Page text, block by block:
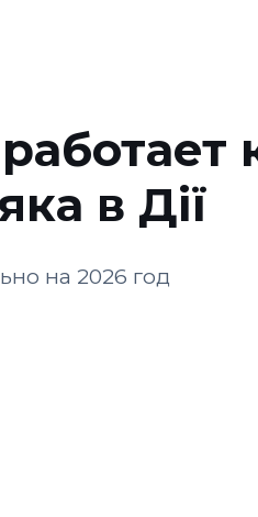
в Дії
на 2026 год